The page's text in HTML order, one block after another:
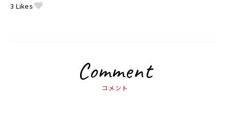
3 Likes
Comment
コメント